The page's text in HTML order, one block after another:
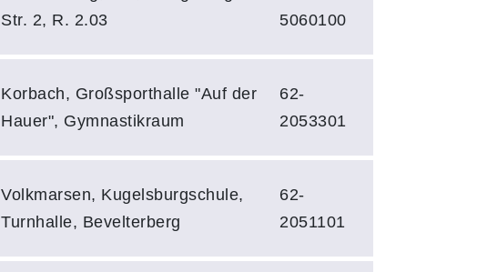
Str. 2, R. 2.03
5060100
Korbach, Großsporthalle "Auf der
Hauer", Gymnastikraum
62-
2053301
Volkmarsen, Kugelsburgschule,
Turnhalle, Bevelterberg
62-
2051101